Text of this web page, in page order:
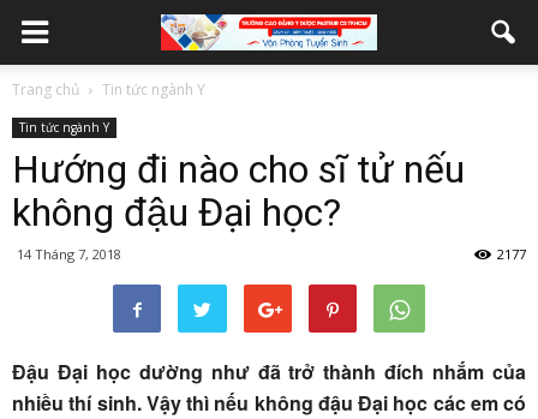
Trang chủ Tin tức ngành Y
Tin tức ngành Y
Hướng đi nào cho sĩ tử nếu
không đậu Đại học?
14 Tháng 7, 2018 2177
Đậu Đại học dường như đã trở thành đích nhắm của
nhiều thí sinh. Vậy thì nếu không đậu Đại học các em có